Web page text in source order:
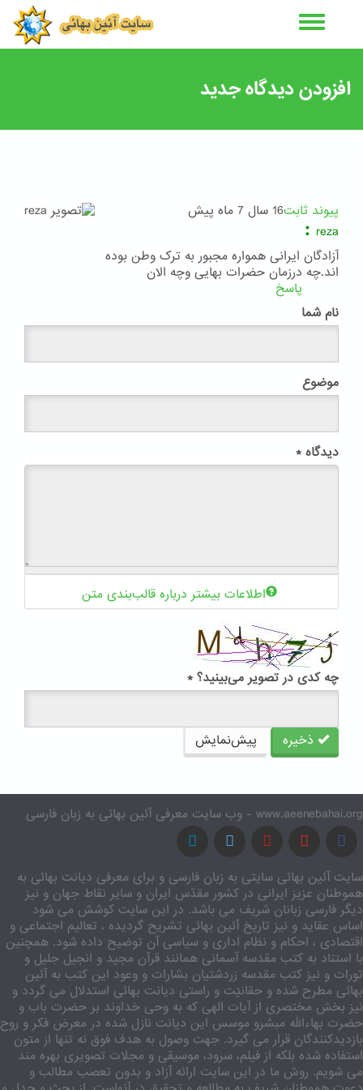
افزودن دیدگاه جدید
پیوند ثابت16 سال 7 ماه پیش
reza
:
آزادگان ایرانی همواره مجبور به ترک وطن بوده
اند.چه درزمان حضرات بهایی وچه الان
پاسخ
نام شما
موضوع
دیدگاه *
اطلاعات بیشتر درباره قالب‌بندی متن
چه کدی در تصویر می‌بینید؟ *
ذخیره پیش‌نمایش
www.aeenebahai.org - وب سایت معرفی آئین بهائی به زبان فارسی
سایت آئین بهائی سایتی به زبان فارسی و برای معرفی دیانت بهائی به
هموطنان عزیز ایرانی در کشور مقدّس ایران و سایر نقاط جهان و نیز
دیگر فارسی زبانان شریف می باشد. در این سایت کوشش می شود
اساس عقاید و نیز تاریخ آئین بهائی تشریح گردیده ، تعالیم اجتماعی و
اقتصادی ، احکام و نظام اداری و سیاسی آن توضیح داده شود. همچنین
با استناد به کتب مقدسه آسمانی همانند قرآن مجید و انجیل جلیل و
تورات و نیز کتب مقدسه زردشتیان بشارات و وعود این کتب به آئین
بهائی مطرح شده و حقانیّت و راستی دیانت بهائی استدلال می گردد و
نیز بخش مختصری از آیات الهی که به وحی خداوند بر حضرت باب و
حضرت بهاءالله مبشرو موسس این دیانت نازل شده در معرض فکر و روح
بازدیدکنندگان قرار می گیرد. جهت وصول به هدف فوق نه تنها از متون
استفاده شده بلکه از فیلم، سرود، موسیقی و مجلات تصویری بهره مند
می شویم. روش ما در این سایت ارائه آزاد و بدون تعصب مطالب و